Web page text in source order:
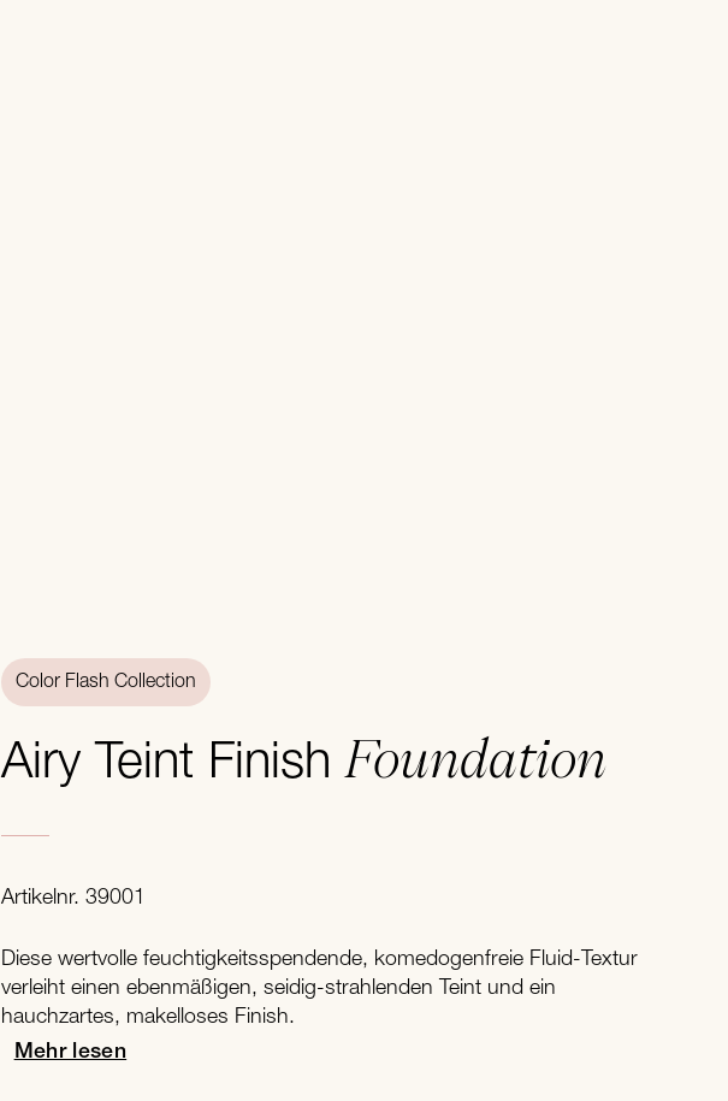
Color Flash Collection
Airy Teint FinishFoundation
Artikelnr. 39001
Diese wertvolle feuchtigkeitsspendende, komedogenfreie Fluid-Textur
verleiht einen ebenmäßigen, seidig-strahlenden Teint und ein
hauchzartes, makelloses Finish.
Mehr lesen